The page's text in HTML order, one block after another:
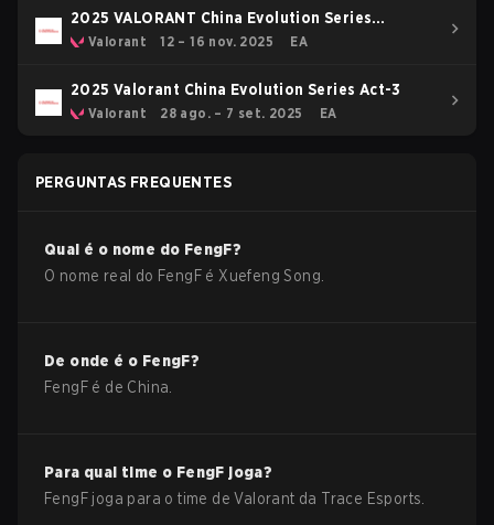
2025 VALORANT China Evolution Series
Epilogue
Valorant 12 – 16 nov. 2025 EA
2025 Valorant China Evolution Series Act-3
Valorant 28 ago. – 7 set. 2025 EA
PERGUNTAS FREQUENTES
Qual é o nome do FengF?
O nome real do FengF é Xuefeng Song
De onde é o FengF?
FengF é de China
Para qual time o FengF joga?
FengF joga para o time deValorant da Trace Esports